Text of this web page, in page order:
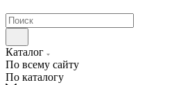
Каталог
По всему сайту
По каталогу